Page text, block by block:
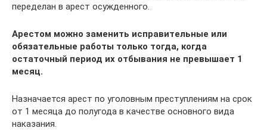
переделан в арест осужденного.
Арестом можно заменить исправительные или
обязательные работы только тогда, когда
остаточный период их отбывания не превышает 1
месяц.
Назначается арест по уголовным преступлениям на срок
от 1 месяца до полугода в качестве основного вида
наказания.